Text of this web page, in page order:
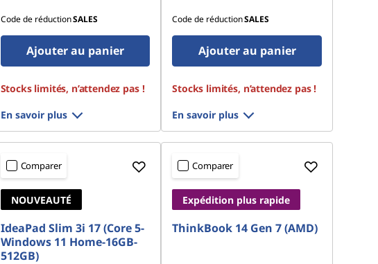
Code de réductionSALES
Ajouter au panier
Stocks limités, n’attendez pas !
En savoir plus
Code de réductionSALES
Ajouter au panier
Stocks limités, n’attendez pas !
En savoir plus
Comparer
NOUVEAUTÉ
IdeaPad Slim 3i 17 (Core 5-
Windows 11 Home-16GB-
512GB)
Comparer
Expédition plus rapide
ThinkBook 14 Gen 7 (AMD)